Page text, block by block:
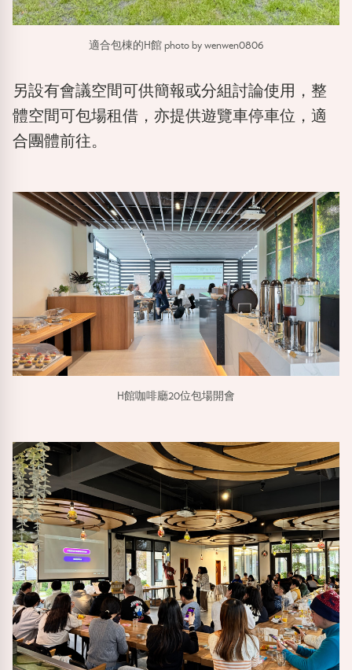
適合包棟的H館 photo by wenwen0806
另設有會議空間可供簡報或分組討論使用，整
體空間可包場租借，亦提供遊覽車停車位，適
合團體前往。
H館咖啡廳20位包場開會